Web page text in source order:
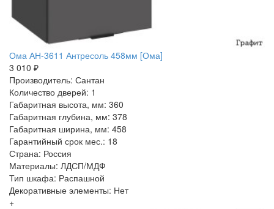
Ома АН-3611 Антресоль 458мм [Ома]
3 010 ₽
Производитель: Сантан
Количество дверей: 1
Габаритная высота, мм: 360
Габаритная глубина, мм: 378
Габаритная ширина, мм: 458
Гарантийный срок мес.: 18
Страна: Россия
Материалы: ЛДСП/МДФ
Тип шкафа: Распашной
Декоративные элементы: Нет
+